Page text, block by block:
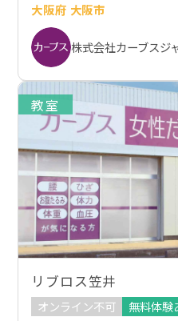
大阪府 大阪市
株式会社カーブスジ
教室
リブロス笠井
オンライン不可
無料体験